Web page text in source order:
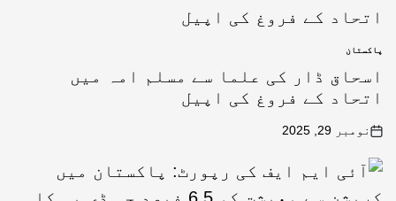
پاکستان
اسحاق ڈار کی علما سے مسلم امہ میں
اتحاد کے فروغ کی اپیل
نومبر 29, 2025